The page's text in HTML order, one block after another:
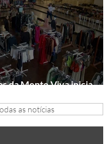
da Mente Viva inicia
as notícias